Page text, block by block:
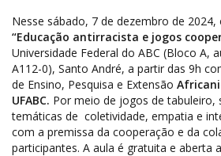
Nesse sábado, 7 de dezembro de 2024,
“Educação antirracista e jogos
Universidade Federal do ABC (Bloco A,
A112-0), Santo André, a partir das 9h
de Ensino, Pesquisa e Extensão
UFABC. Por meio de jogos de tabuleiro,
temáticas de coletividade, empatia e
com a premissa da cooperação e da
participantes. A aula é gratuita e aberta